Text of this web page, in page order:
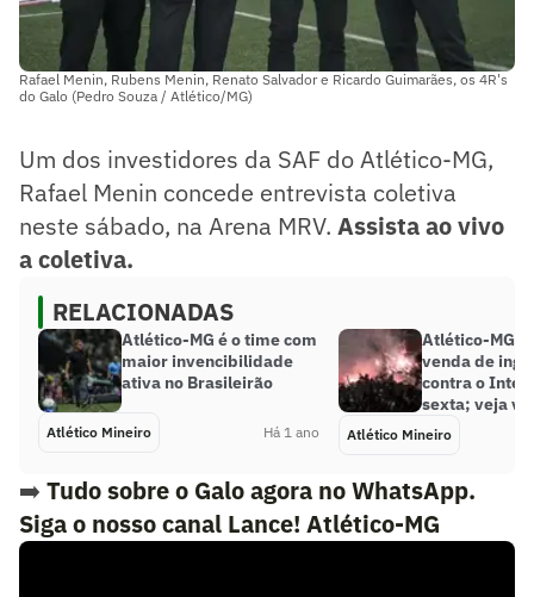
Rafael Menin, Rubens Menin, Renato Salvador e Ricardo Guimarães, os 4R's
do Galo (Pedro Souza / Atlético/MG)
Um dos investidores da SAF do Atlético-MG,
Rafael Menin concede entrevista coletiva
neste sábado, na Arena MRV. Assista ao vivo
a coletiva.
RELACIONADAS
Atlético-MG é o time com
maior invencibilidade
ativa no Brasileirão
Atlético Mineiro Há 1 ano
Atlético-MG
venda de
contra o Inter
sexta; veja
Atlético Mineiro
➡️ Tudo sobre o Galo agora no WhatsApp.
Siga o nosso canal Lance! Atlético-MG